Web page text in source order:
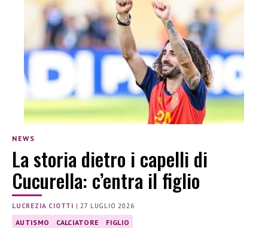
NEWS
La storia dietro i capelli di
Cucurella: c’entra il figlio
LUCREZIA CIOTTI |27 LUGLIO 2026
AUTISMO CALCIATORE FIGLIO